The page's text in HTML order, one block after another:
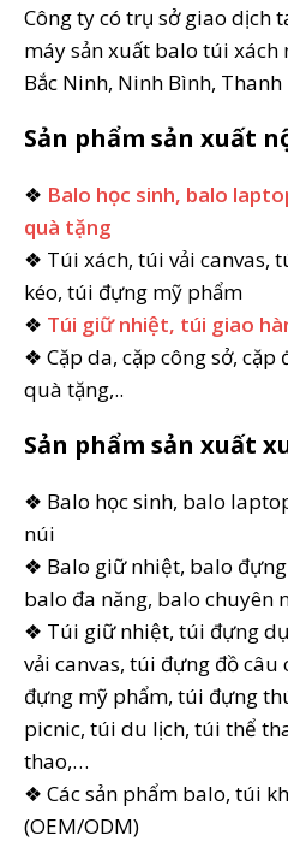
Công ty có trụ sở giao dịch
máy sản xuất balo túi xách
Bắc Ninh, Ninh Bình, Thanh
Sản phẩm sản xuất
❖ Balo học sinh, balo
quà tặng
❖ Túi xách, túi vải canvas,
kéo, túi đựng mỹ phẩm
❖ Túi giữ nhiệt, túi giao
❖ Cặp da, cặp công sở, cặp
quà tặng,..
Sản phẩm sản xuất
❖ Balo học sinh, balo
núi
❖ Balo giữ nhiệt, balo
balo đa năng, balo chuyên
❖ Túi giữ nhiệt, túi đựng
vải canvas, túi đựng đồ
đựng mỹ phẩm, túi đựng
picnic, túi du lịch, túi thể
thao,…
❖ Các sản phẩm balo, túi
(OEM/ODM)